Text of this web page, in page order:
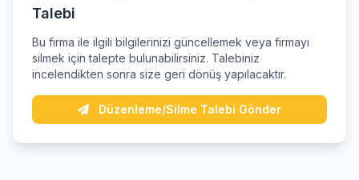
Talebi
Bu firma ile ilgili bilgilerinizi güncellemek veya firmayı
silmek için talepte bulunabilirsiniz. Talebiniz
incelendikten sonra size geri dönüş yapılacaktır.
Düzenleme/Silme Talebi Gönder